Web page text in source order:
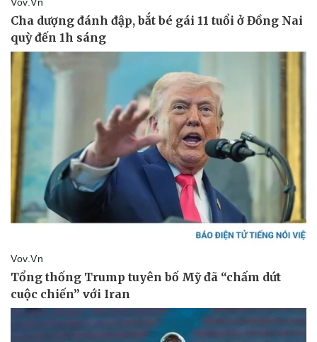
Doanh nghiệp
Thông tin doanh nghiệp
Vì cộng đồng
Công nghệ
Sành điệu
Tin Công nghệ